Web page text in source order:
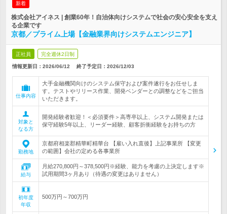
新着
株式会社アイネス | 創業60年！自治体向けシステムで社会の安心安全を支え
る企業です
京都／プライム上場【金融業界向けシステムエンジニア】
正社員 完全週休2日制
情報更新日：2026/06/12 終了予定日： 2026/12/03
仕事内容
大手金融機関向けのシステム保守および案件遂行をお任せしま
す。テストやリリース作業、開発ベンダーとの調整などをご担当
いただきます。
対象と
なる方
開発経験者歓迎！＜必須要件＞高専卒以上、システム開発または
保守経験5年以上、リーダー経験、顧客折衝経験をお持ちの方
勤務地
京都府相楽郡精華町精華台 【雇い入れ直後】上記事業所 【変更
の範囲】会社の定める各事業所
給与
月給270,800円～378,500円※経験、能力を考慮の上決定します※
試用期間3ヶ月あり（待遇の変更はありません）
初年度
年収
500万円～700万円